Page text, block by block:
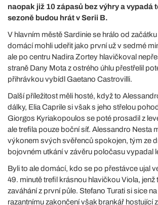
naopak již 10 zápasů bez výhry a vypadá
sezoně budou hrát v Serii B.
V hlavním městě Sardinie se hrálo od
domácí mohli udeřit jako první už v sedmé
ale po centru Nadira Zortey hlavičkoval
straně Dany Mota z ostrého úhlu přestřelil
přihrávkou vybídl Gaetano Castrovilli.
Další příležitost měli hosté, když to
dálky, Elia Caprile si však s jeho střelou
Giorgos Kyriakopoulos se poté prosadil z
ale trefila pouze boční síť. Alessandro Nesta
výkonem svých svěřenců spokojen, tým ze
bojovném utkání v závěru poločasu vypadal
Byli to ale domácí, kdo se po přestávce ujal
49. minutě trefil krásnou hlavičkou Viola, jenž
zaváhání z první půle. Stefano Turati si sice
razantnímu zakončení však brankář hostující